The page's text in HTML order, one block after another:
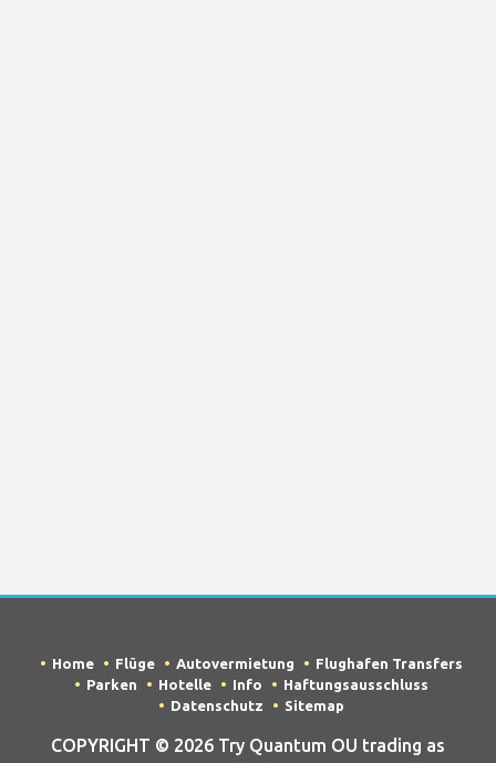
Home Flüge Autovermietung
Flughafen Transfers
Parken
Hotelle Info
Haftungsausschluss
Datenschutz
Sitemap
COPYRIGHT © 2026 Try Quantum OU trading as